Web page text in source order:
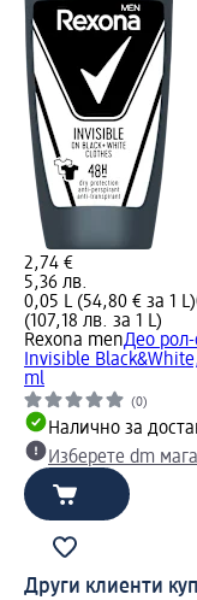
2,74 €
5,36 лв.
0,05 L (54,80 € за 1 L)
(107,18 лв. за 1 L)
Rexona menДео
Invisible
ml
(0)
Налично за
Изберете dm
Други клиенти